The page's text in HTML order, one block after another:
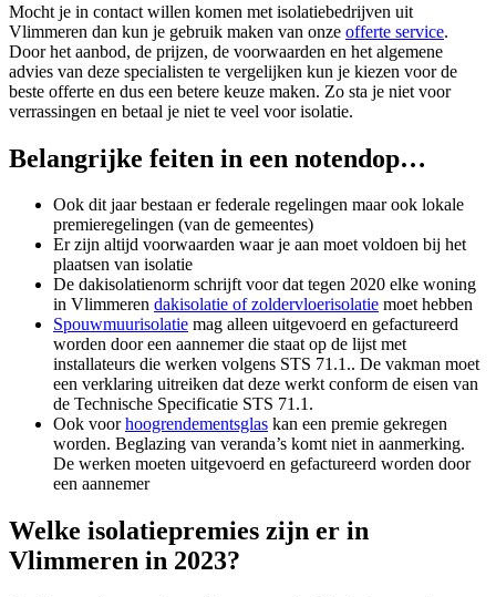
Mocht je in contact willen komen met isolatiebedrijven uit
Vlimmeren dan kun je gebruik maken van onze offerte service.
Door het aanbod, de prijzen, de voorwaarden en het algemene
advies van deze specialisten te vergelijken kun je kiezen voor de
beste offerte en dus een betere keuze maken. Zo sta je niet voor
verrassingen en betaal je niet te veel voor isolatie.
Belangrijke feiten in een notendop…
Ook dit jaar bestaan er federale regelingen maar ook lokale
premieregelingen (van de gemeentes)
Er zijn altijd voorwaarden waar je aan moet voldoen bij het
plaatsen van isolatie
De dakisolatienorm schrijft voor dat tegen 2020 elke woning
in Vlimmeren dakisolatie of zoldervloerisolatie moet hebben
Spouwmuurisolatie mag alleen uitgevoerd en gefactureerd
worden door een aannemer die staat op de lijst met
installateurs die werken volgens STS 71.1.. De vakman moet
een verklaring uitreiken dat deze werkt conform de eisen van
de Technische Specificatie STS 71.1.
Ook voorhoogrendementsglas kan een premie gekregen
worden. Beglazing van veranda’s komt niet in aanmerking.
De werken moeten uitgevoerd en gefactureerd worden door
een aannemer
Welke isolatiepremies zijn er in
Vlimmeren in 2023?